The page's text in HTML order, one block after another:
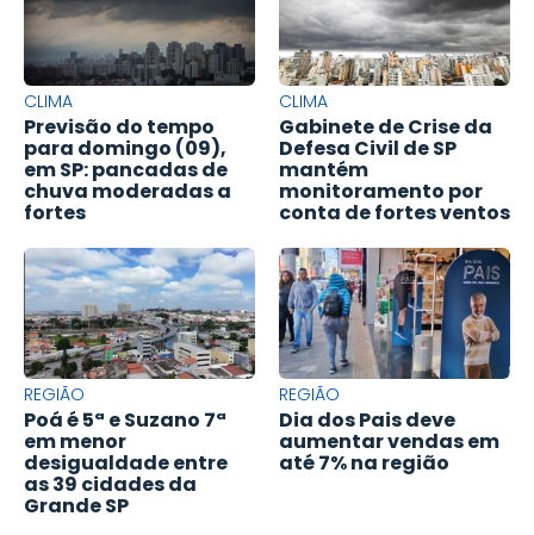
CLIMA
Previsão do tempo
para domingo (09),
em SP: pancadas de
chuva moderadas a
fortes
CLIMA
Gabinete de Crise da
Defesa Civil de SP
mantém
monitoramento por
conta de fortes ventos
REGIÃO
Poá é 5ª e Suzano 7ª
em menor
desigualdade entre
as 39 cidades da
Grande SP
REGIÃO
Dia dos Pais deve
aumentar vendas em
até 7% na região